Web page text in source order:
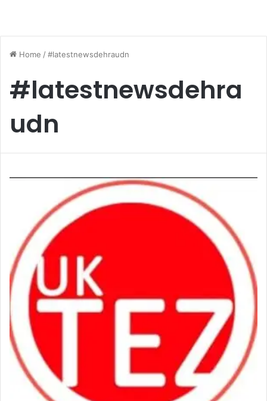
Home /#latestnewsdehraudn
#latestnewsdehra
udn